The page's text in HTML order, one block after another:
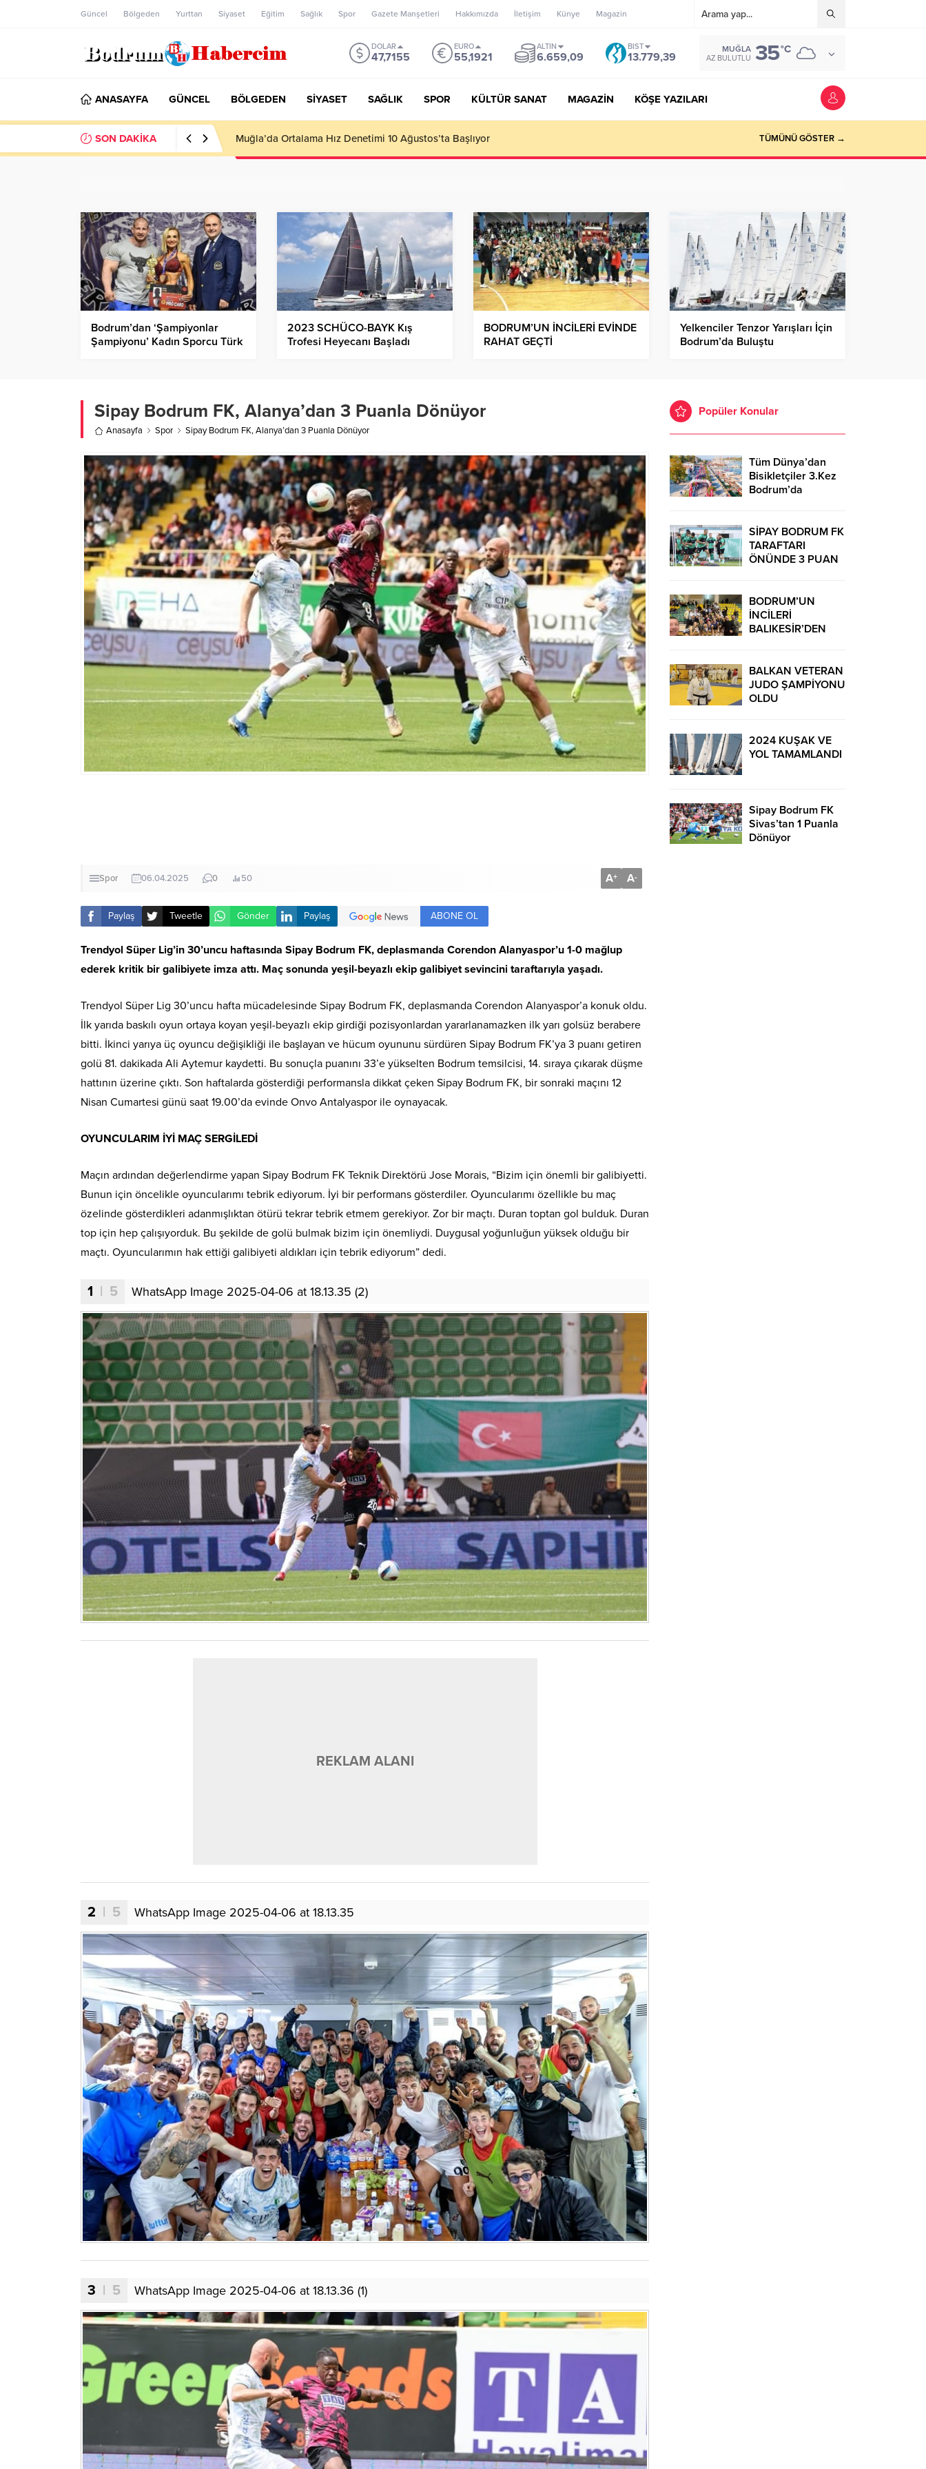
Güncel Bölgeden Yurttan Siyaset Eğitim Sağlık Spor Gazete Manşetleri Hakkımızda İletişim Künye Magazin
DOLAR
47,7155
EURO
55,1921
ALTIN
6.659,09
BIST
13.779,39
MUĞLA
AZ BULUTLU 35°C
ANASAYFA GÜNCEL BÖLGEDEN SİYASET SAĞLIK SPOR KÜLTÜR SANAT MAGAZİN KÖŞE YAZILARI
SON DAKİKA Ankara; “Bodrum’un misyonu, mottosu, vizyonu; genç oyuncuları parlatıp onlara kariyer kazandırmak” TÜMÜNÜ GÖSTER →
Bodrum’dan ‘Şampiyonlar
Şampiyonu’ Kadın Sporcu Türk
2023 SCHÜCO-BAYK Kış
Trofesi Heyecanı Başladı
BODRUM’UN İNCİLERİ EVİNDE
RAHAT GEÇTİ
Yelkenciler Tenzor Yarışları İçin
Bodrum’da Buluştu
Sipay Bodrum FK, Alanya’dan 3 Puanla Dönüyor
Anasayfa Spor Sipay Bodrum FK, Alanya’dan 3 Puanla Dönüyor
Spor 06.04.2025 0 50 A+ A-
Paylaş Tweetle Gönder Paylaş ABONE OL
Trendyol Süper Lig’in 30’uncu haftasında Sipay Bodrum FK, deplasmanda Corendon Alanyaspor’u 1-0 mağlup
ederek kritik bir galibiyete imza attı. Maç sonunda yeşil-beyazlı ekip galibiyet sevincini taraftarıyla yaşadı.
Trendyol Süper Lig 30’uncu hafta mücadelesinde Sipay Bodrum FK, deplasmanda Corendon Alanyaspor’a konuk oldu.
İlk yarıda baskılı oyun ortaya koyan yeşil-beyazlı ekip girdiği pozisyonlardan yararlanamazken ilk yarı golsüz berabere
bitti. İkinci yarıya üç oyuncu değişikliği ile başlayan ve hücum oyununu sürdüren Sipay Bodrum FK’ya 3 puanı getiren
golü 81. dakikada Ali Aytemur kaydetti. Bu sonuçla puanını 33’e yükselten Bodrum temsilcisi, 14. sıraya çıkarak düşme
hattının üzerine çıktı. Son haftalarda gösterdiği performansla dikkat çeken Sipay Bodrum FK, bir sonraki maçını 12
Nisan Cumartesi günü saat 19.00’da evinde Onvo Antalyaspor ile oynayacak.
OYUNCULARIM İYİ MAÇ SERGİLEDİ
Maçın ardından değerlendirme yapan Sipay Bodrum FK Teknik Direktörü Jose Morais, “Bizim için önemli bir galibiyetti.
Bunun için öncelikle oyuncularımı tebrik ediyorum. İyi bir performans gösterdiler. Oyuncularımı özellikle bu maç
özelinde gösterdikleri adanmışlıktan ötürü tekrar tebrik etmem gerekiyor. Zor bir maçtı. Duran toptan gol bulduk. Duran
top için hep çalışıyorduk. Bu şekilde de golü bulmak bizim için önemliydi. Duygusal yoğunluğun yüksek olduğu bir
maçtı. Oyuncularımın hak ettiği galibiyeti aldıkları için tebrik ediyorum” dedi.
1 | 5 WhatsApp Image 2025-04-06 at 18.13.35 (2)
REKLAM ALANI
2 | 5 WhatsApp Image 2025-04-06 at 18.13.35
3 | 5 WhatsApp Image 2025-04-06 at 18.13.36 (1)
Popüler Konular
Tüm Dünya’dan
Bisikletçiler 3.Kez
Bodrum’da
SİPAY BODRUM FK
TARAFTARI
ÖNÜNDE 3 PUAN
BODRUM’UN
İNCİLERİ
BALIKESİR’DEN
BALKAN VETERAN
JUDO ŞAMPİYONU
OLDU
2024 KUŞAK VE
YOL TAMAMLANDI
Sipay Bodrum FK
Sivas’tan 1 Puanla
Dönüyor